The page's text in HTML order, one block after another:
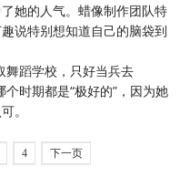
她的人气。蜡像制作团队特
说特别想知道自己的脑袋到
蹈学校，只好当兵去
时期都是“极好的”，因为她
。
4 下一页